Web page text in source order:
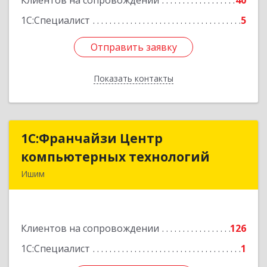
1С:Специалист
5
Отправить заявку
Показать контакты
Отправить заявку
Назад
1С:Франчайзи Центр
компьютерных технологий
Ишим
Клиентов на сопровождении
126
1С:Специалист
1
1С:Франчайзи Центр
компьютерных технологий
Подробнее